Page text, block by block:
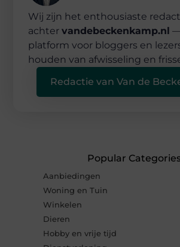
Wij zijn het enthousiaste
achtervandebeckenkamp.nl
platform voor bloggers en
houden van afwisseling en
Redactie van Van de
Popular
Aanbiedingen
Woning en Tuin
Winkelen
Dieren
Hobby en vrije tijd